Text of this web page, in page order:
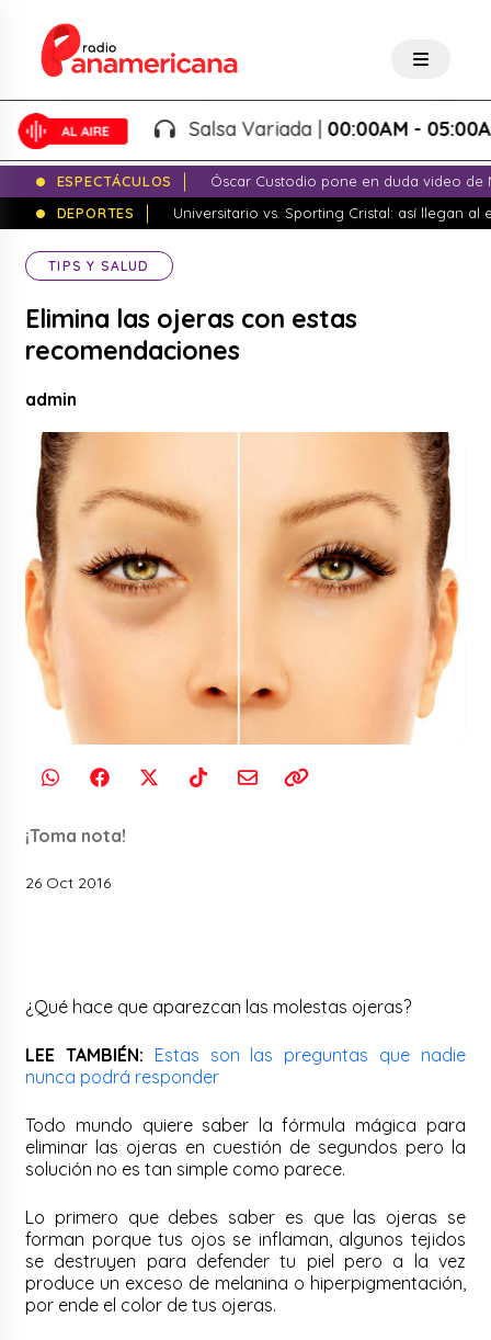
Salsa Variada |00:00AM - 05:00AM
ESPECTÁCULOS
Óscar Custodio pone en duda video de
DEPORTES
Universitario vs. Sporting Cristal: así llegan al
TIPS Y SALUD
Elimina las ojeras con estas
recomendaciones
admin
¡Toma nota!
26 Oct 2016
¿Qué hace que aparezcan las molestas ojeras?
LEE TAMBIÉN: Estas son las preguntas que nadie
nunca podrá responder
Todo mundo quiere saber la fórmula mágica para
eliminar las ojeras en cuestión de segundos pero la
solución no es tan simple como parece.
Lo primero que debes saber es que las ojeras se
forman porque tus ojos se inflaman, algunos tejidos
se destruyen para defender tu piel pero a la vez
produce un exceso de melanina o hiperpigmentación,
por ende el color de tus ojeras.